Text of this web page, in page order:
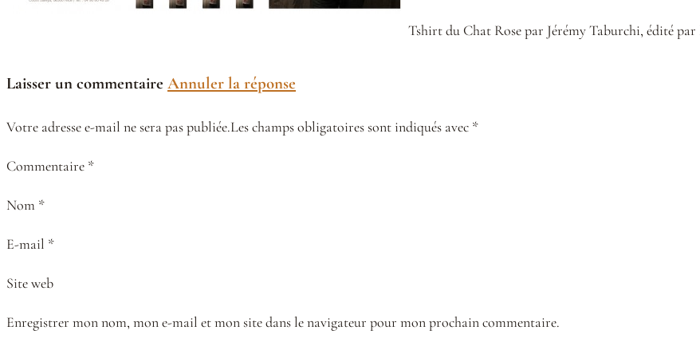
Tshirt du Chat Rose par Jérémy Taburchi, édité
Laisser un commentaire Annuler la réponse
Votre adresse e-mail ne sera pas publiée.Les champs obligatoires sont indiqués avec *
Commentaire *
Nom *
E-mail *
Site web
Enregistrer mon nom, mon e-mail et mon site dans le navigateur pour mon prochain commentaire.